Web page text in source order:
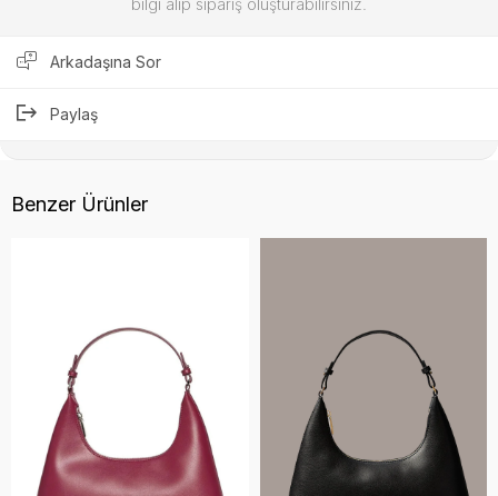
bilgi alıp sipariş oluşturabilirsiniz.
Arkadaşına Sor
Paylaş
Benzer Ürünler